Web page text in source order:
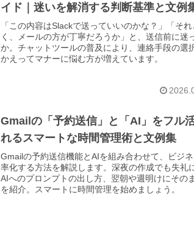
イド｜迷いを解消する判断基準と文例
「この内容はSlackで送っていいのかな？」「そ
く、メールの方が丁寧だろうか」と、送信前に迷
か。チャットツールの普及により、連絡手段の選
かえってマナーに悩む方が増えています。
Gmailの「予約送信」と「AI」をフル
れるスマートな時間管理術と文例集
Gmailの予約送信機能とAIを組み合わせて、ビジ
率化する方法を解説します。深夜の作成でも失礼
AIへのプロンプトの出し方、翌朝や週明けにその
を紹介。スマートに時間管理を始めましょう。